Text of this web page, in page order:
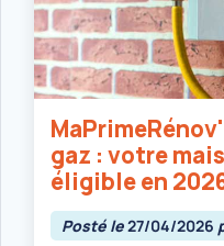
gaz : votre
éligible en
Posté le27/04/2026